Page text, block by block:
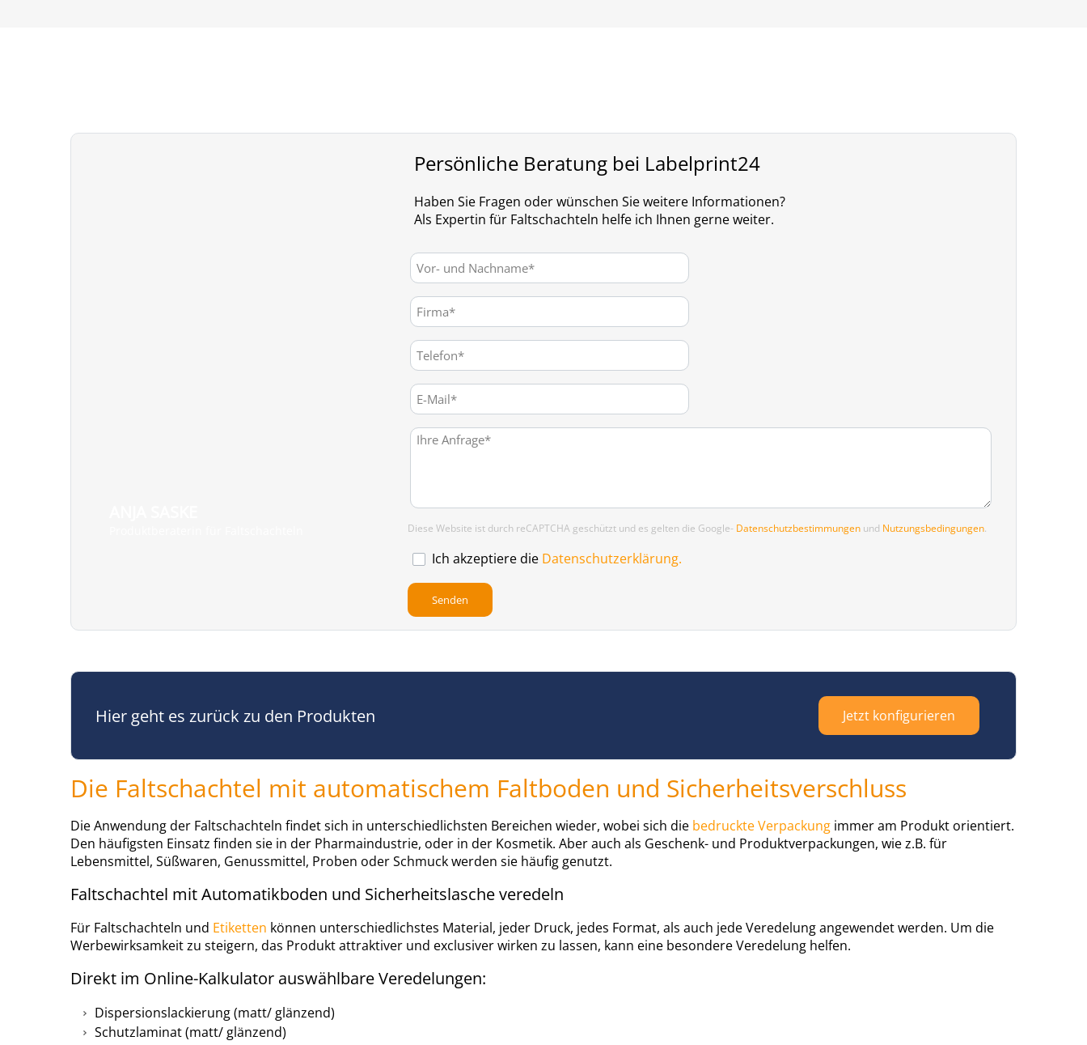
Persönliche Beratung bei Labelprint24
Haben Sie Fragen oder wünschen Sie weitere Informationen?
Als Expertin für Faltschachteln helfe ich Ihnen gerne weiter.
Diese Website ist durch reCAPTCHA geschützt und es gelten die Google- Datenschutzbestimmungen und Nutzungsbedingungen.
Ich akzeptiere die Datenschutzerklärung.
Hier geht es zurück zu den Produkten Jetzt konfigurieren
Die Faltschachtel mit automatischem Faltboden und Sicherheitsverschluss
Die Anwendung der Faltschachteln findet sich in unterschiedlichsten Bereichen wieder, wobei sich die bedruckte Verpackung immer am Produkt orientiert.
Den häufigsten Einsatz finden sie in der Pharmaindustrie, oder in der Kosmetik. Aber auch als Geschenk- und Produktverpackungen, wie z.B. für
Lebensmittel, Süßwaren, Genussmittel, Proben oder Schmuck werden sie häufig genutzt.
Faltschachtel mit Automatikboden und Sicherheitslasche veredeln
Für Faltschachteln und Etiketten können unterschiedlichstes Material, jeder Druck, jedes Format, als auch jede Veredelung angewendet werden. Um die
Werbewirksamkeit zu steigern, das Produkt attraktiver und exclusiver wirken zu lassen, kann eine besondere Veredelung helfen.
Direkt im Online-Kalkulator auswählbare Veredelungen:
Dispersionslackierung (matt/ glänzend)
Schutzlaminat (matt/ glänzend)